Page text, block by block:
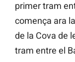
primer tram
comença ara
de la Cova de
tram entre el